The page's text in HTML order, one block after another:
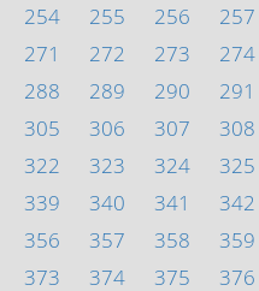
254 255 256 257
271 272 273 274
288 289 290 291
305 306 307 308
322 323 324 325
339 340 341 342
356 357 358 359
373 374 375 376